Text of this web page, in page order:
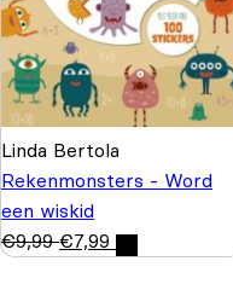
Linda Bertola
Rekenmonsters - Word
een wiskid
€9,99 €7,99